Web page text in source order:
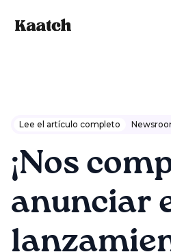
Lee el artículo completo
¡Nos
anunciar